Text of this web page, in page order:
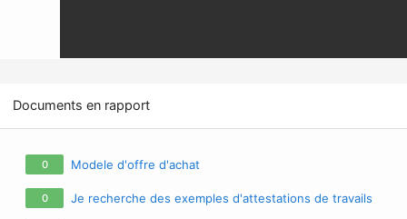
Documents en rapport
0 Modele d'offre d'achat
0 Je recherche des exemples d'attestations de travails